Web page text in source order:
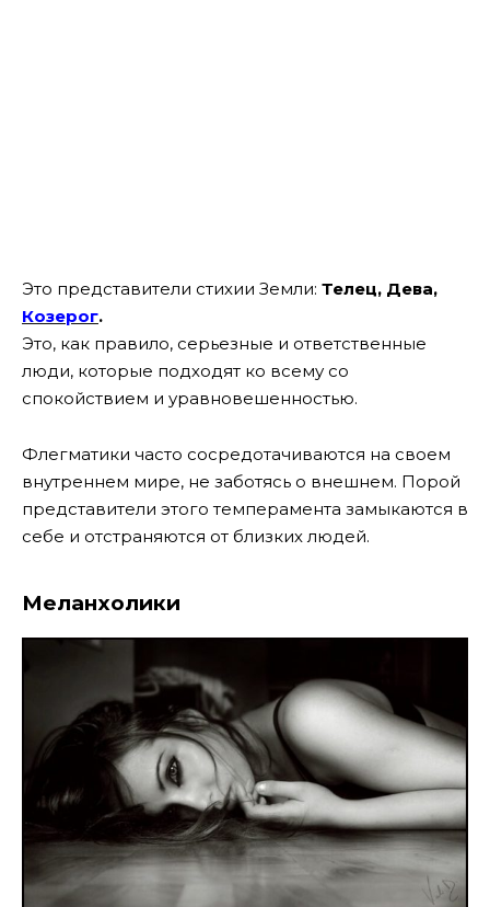
Это представители стихии Земли: Телец, Дева,
Козерог.
Это, как правило, серьезные и ответственные
люди, которые подходят ко всему со
спокойствием и уравновешенностью.
Флегматики часто сосредотачиваются на своем
внутреннем мире, не заботясь о внешнем. Порой
представители этого темперамента замыкаются в
себе и отстраняются от близких людей.
Меланхолики